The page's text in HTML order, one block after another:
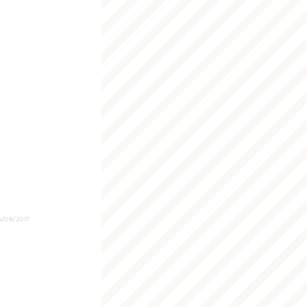
08/2017